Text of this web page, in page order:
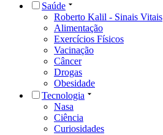
Saúde
Roberto Kalil - Sinais Vitais
Alimentação
Exercícios Físicos
Vacinação
Câncer
Drogas
Obesidade
Tecnologia
Nasa
Ciência
Curiosidades